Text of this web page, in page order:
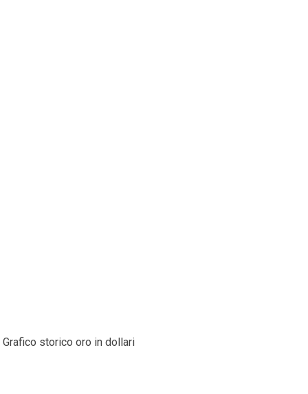
Grafico storico oro in dollari